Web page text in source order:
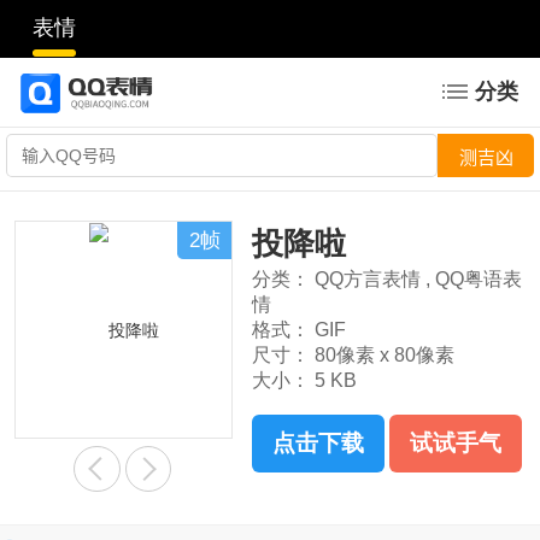
表情
分类
2帧 投降啦
分类： QQ方言表情 , QQ粤语表
情
格式：
GIF
尺寸：
80像素 x 80像素
大小：
5 KB
点击下载 试试手气